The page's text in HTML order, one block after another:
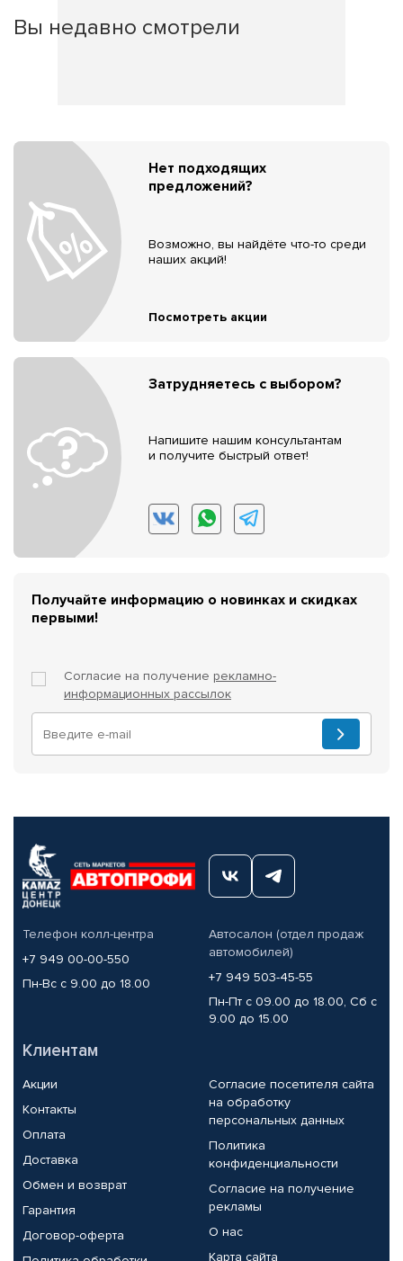
Вы недавно смотрели
Нет подходящих
предложений?
Возможно, вы найдёте что-то среди
наших акций!
Посмотреть акции
Затрудняетесь с выбором?
Напишите нашим консультантам
и получите быстрый ответ!
Получайте информацию о новинках и скидках
первыми!
Согласие на получение рекламно-
информационных рассылок
Телефон колл-центра
+7 949 00-00-550
Пн-Вс с 9.00 до 18.00
Автосалон (отдел продаж
автомобилей)
+7 949 503-45-55
Пн-Пт с 09.00 до 18.00, Сб с
9.00 до 15.00
Клиентам
Акции
Контакты
Оплата
Доставка
Обмен и возврат
Гарантия
Договор-оферта
Согласие посетителя сайта
на обработку
персональных данных
Политика
конфиденциальности
Согласие на получение
рекламы
О нас
Карта сайта